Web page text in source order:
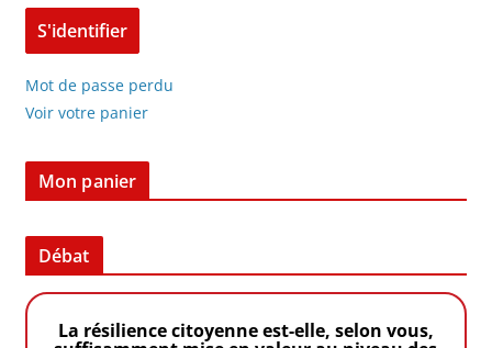
Mot de passe perdu
Voir votre panier
Mon panier
Débat
La résilience citoyenne est-elle, selon vous,